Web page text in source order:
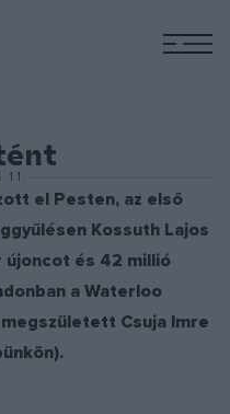
11.
el Pesten, az első
Kossuth Lajos
újoncot és 42 millió
a Waterloo
Csuja Imre